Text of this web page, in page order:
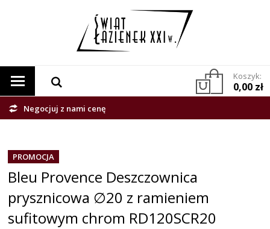
Koszyk:
0,00 zł
Negocjuj z nami cenę
PROMOCJA
Bleu Provence Deszczownica
prysznicowa ∅20 z ramieniem
sufitowym chrom RD120SCR20